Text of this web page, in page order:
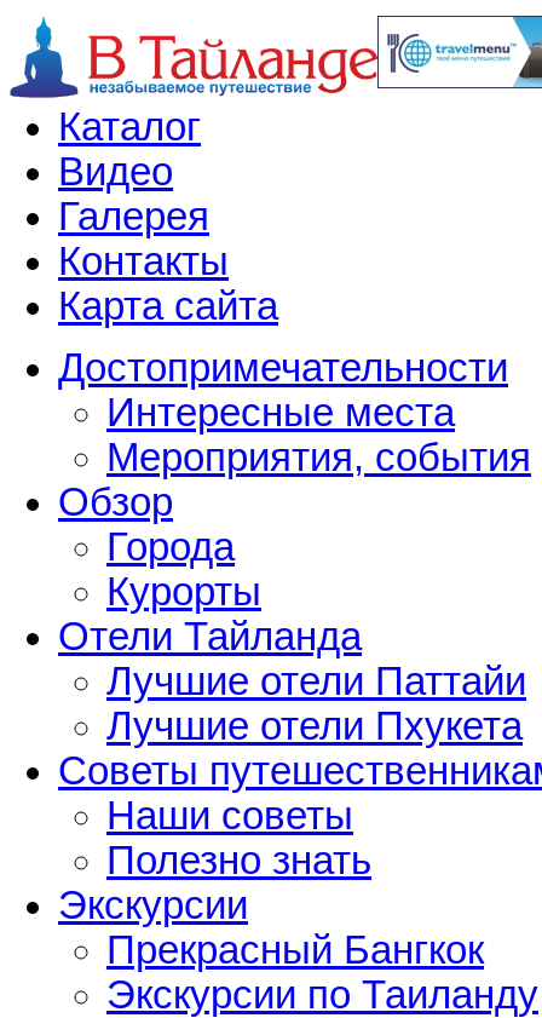
Каталог
Видео
Галерея
Контакты
Карта сайта
Достопримечательности
Интересные места
Мероприятия, события
Обзор
Города
Курорты
Отели Тайланда
Лучшие отели Паттайи
Лучшие отели Пхукета
Советы
Наши советы
Полезно знать
Экскурсии
Прекрасный Бангкок
Экскурсии по Таиланду